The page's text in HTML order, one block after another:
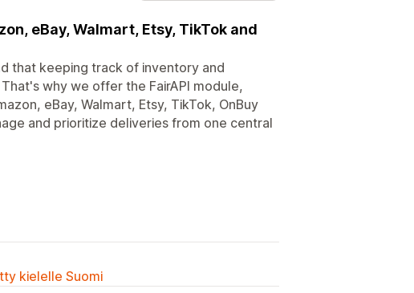
eBay, Walmart, Etsy, TikTok and
that keeping track of inventory and
why we offer the FairAPI module,
eBay, Walmart, Etsy, TikTok, OnBuy
and prioritize deliveries from one central
kielelle Suomi